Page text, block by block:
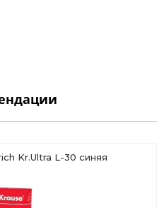
Kr.Ultra L-30 синяя